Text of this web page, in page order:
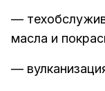
—
масла и
—